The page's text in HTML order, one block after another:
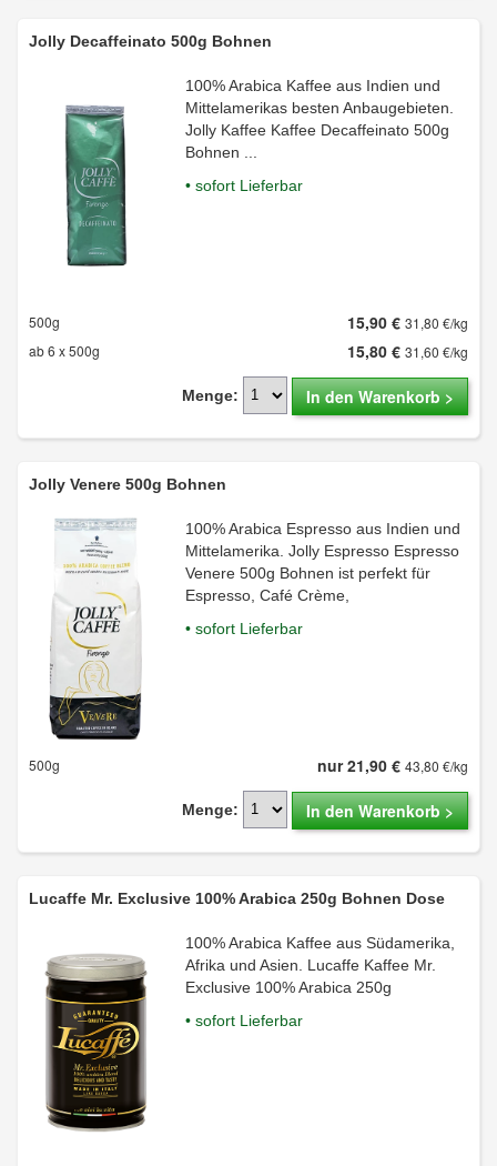
Jolly Decaffeinato 500g Bohnen
100% Arabica Kaffee aus Indien und
Mittelamerikas besten Anbaugebieten.
Jolly Kaffee Kaffee Decaffeinato 500g
Bohnen ...
• sofort Lieferbar
500g 15,90 € 31,80 €/kg
ab 6 x 500g
15,80 € 31,60 €/kg
Menge: In den Warenkorb >
Jolly Venere 500g Bohnen
100% Arabica Espresso aus Indien und
Mittelamerika. Jolly Espresso Espresso
Venere 500g Bohnen ist perfekt für
Espresso, Café Crème,
• sofort Lieferbar
500g nur 21,90 € 43,80 €/kg
Menge: In den Warenkorb >
Lucaffe Mr. Exclusive 100% Arabica 250g Bohnen Dose
100% Arabica Kaffee aus Südamerika,
Afrika und Asien. Lucaffe Kaffee Mr.
Exclusive 100% Arabica 250g
• sofort Lieferbar